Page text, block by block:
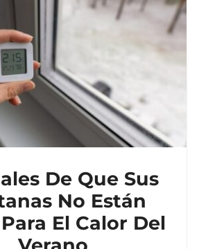
De Que Sus
No Están
El Calor Del